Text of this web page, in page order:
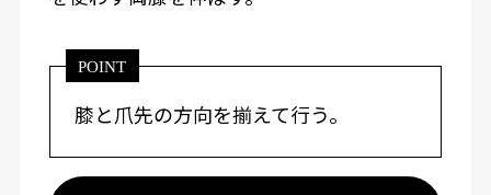
POINT
膝と爪先の方向を揃えて行う。